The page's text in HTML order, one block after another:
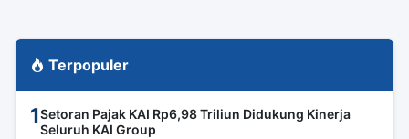
Terpopuler
1Setoran Pajak KAI Rp6,98 Triliun Didukung Kinerja
Seluruh KAI Group